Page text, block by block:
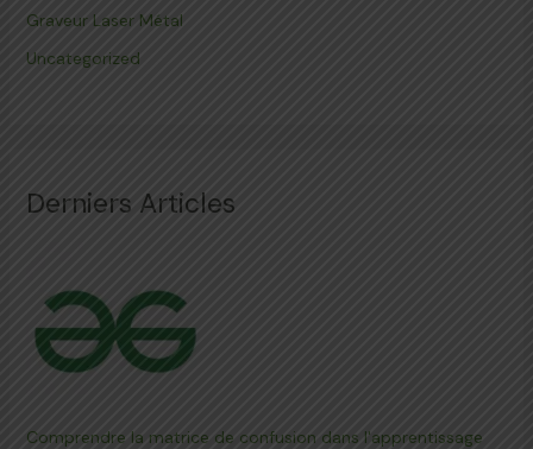
Graveur Laser Métal
Uncategorized
Derniers Articles
Comprendre la matrice de confusion dans l'apprentissage